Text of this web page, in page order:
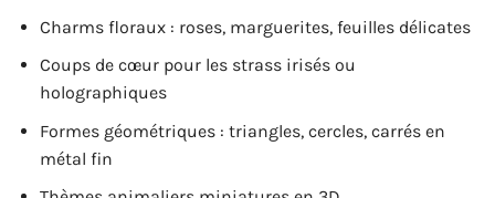
Charms floraux : roses, marguerites, feuilles délicates
Coups de cœur pour les strass irisés ou
holographiques
Formes géométriques : triangles, cercles, carrés en
métal fin